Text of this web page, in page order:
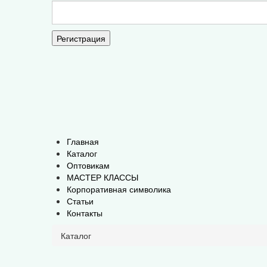
Регистрация
Главная
Каталог
Оптовикам
МАСТЕР КЛАССЫ
Корпоративная символика
Статьи
Контакты
Каталог